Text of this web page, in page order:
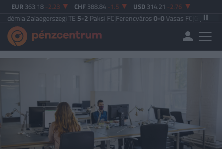
EUR 363.18 -2.23 CHF 388.84 -1.5 USD 314.21 -2.76
TE5-2Paksi FC|Ferencváros0-0Vasas FC|Győri ETO FC 4-0